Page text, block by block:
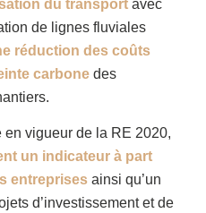
du transportavec
de lignes fluviales
réduction des coûts
carbonedes
en vigueur de la RE 2020,
un indicateur à part
entreprises ainsi qu’un
d’investissement et de